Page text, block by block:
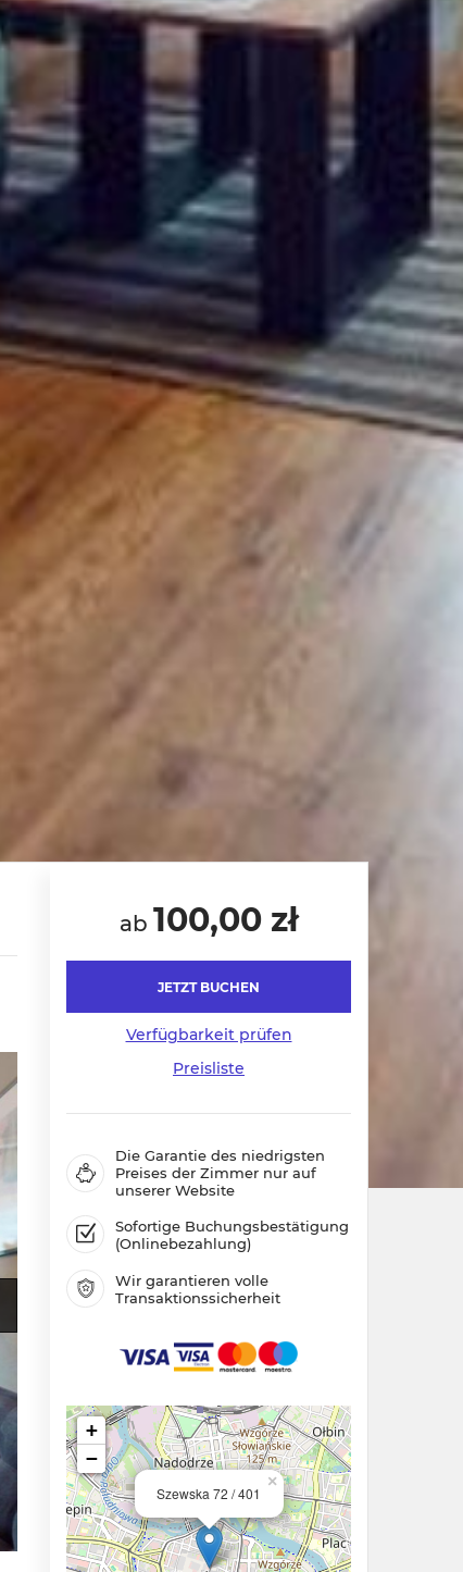
ab 100,00 zł
JETZT BUCHEN
Verfügbarkeit prüfen
Preisliste
Die Garantie des niedrigsten
Preises der Zimmer nur auf
unserer Website
Sofortige Buchungsbestätigung
(Onlinebezahlung)
Wir garantieren volle
Transaktionssicherheit
Szewska 72 / 401
×
+
−